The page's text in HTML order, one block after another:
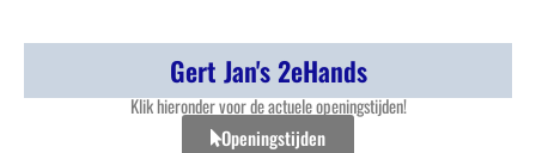
Gert Jan's 2eHands
Klik hieronder voor de actuele openingstijden!
Openingstijden